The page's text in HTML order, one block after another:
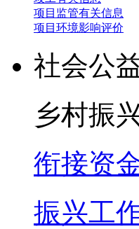
项目监管有关信息
项目环境影响评价
社会公
乡村振
衔接资
振兴工